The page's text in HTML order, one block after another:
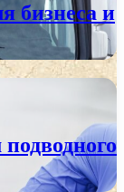
бизнеса и